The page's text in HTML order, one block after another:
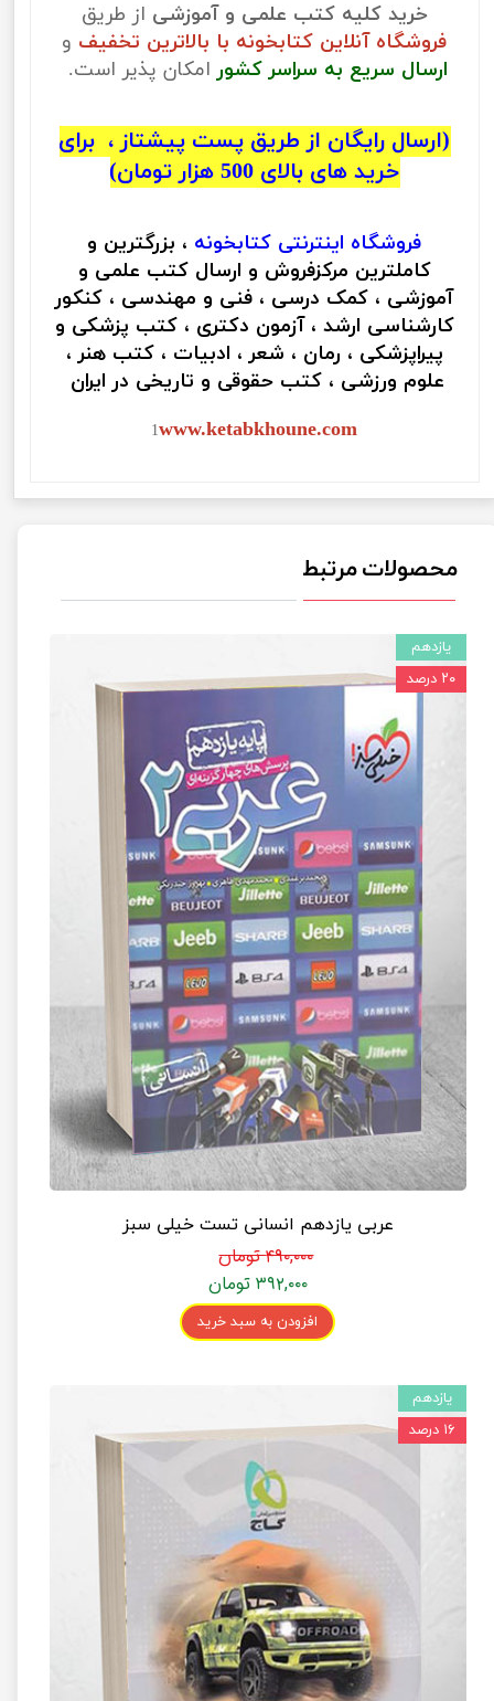
خرید کلیه کتب علمی و آموزشی از طریق
فروشگاه آنلاین کتابخونه با بالاترین تخفیف و
ارسال سریع به سراسر کشور امکان پذیر است.
(ارسال رایگان از طریق پست پیشتاز ، برای
خرید های بالای 500 هزار تومان)
فروشگاه اینترنتی کتابخونه ، بزرگترین و
کاملترین مرکزفروش و ارسال کتب علمی و
آموزشی ، کمک درسی ، فنی و مهندسی ، کنکور
کارشناسی ارشد ، آزمون دکتری ، کتب پزشکی و
پیراپزشکی ، رمان ، شعر ، ادبیات ، کتب هنر ،
علوم ورزشی ، کتب حقوقی و تاریخی در ایران
1www.ketabkhoune.com
محصولات مرتبط
عربی یازدهم انسانی تست خیلی سبز
۴۹۰,۰۰۰ تومان
۳۹۲,۰۰۰ تومان
افزودن به سبد خرید
یازدهم
۲۰ درصد
یازدهم
۱۶ درصد